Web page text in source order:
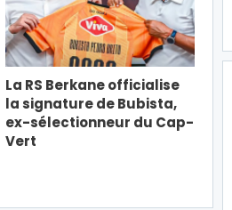
La RS Berkane officialise
la signature de Bubista,
ex-sélectionneur du Cap-
Vert